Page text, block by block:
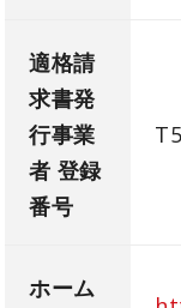
適格請
求書発
行事業
者 登録
番号
ホーム